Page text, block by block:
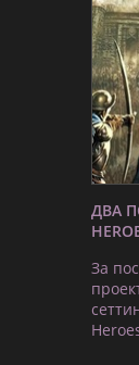
ДВА
За